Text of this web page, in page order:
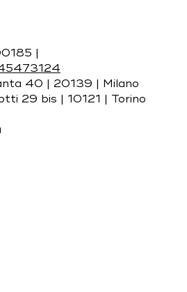
|
40 | 20139 | Milano
29 bis | 10121 | Torino